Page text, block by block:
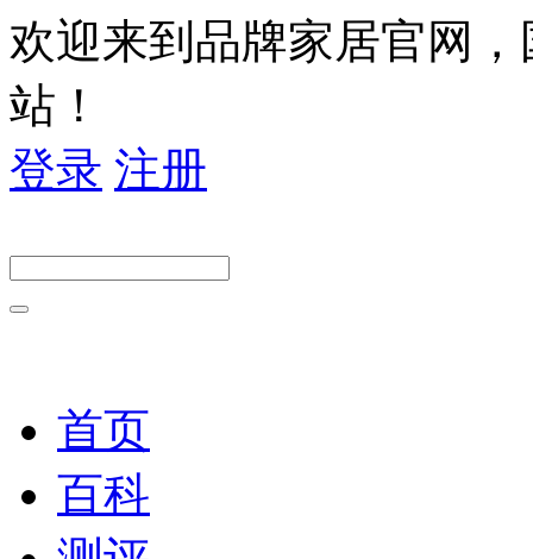
欢迎来到品牌家居官网
站！
登录 注册
首页
百科